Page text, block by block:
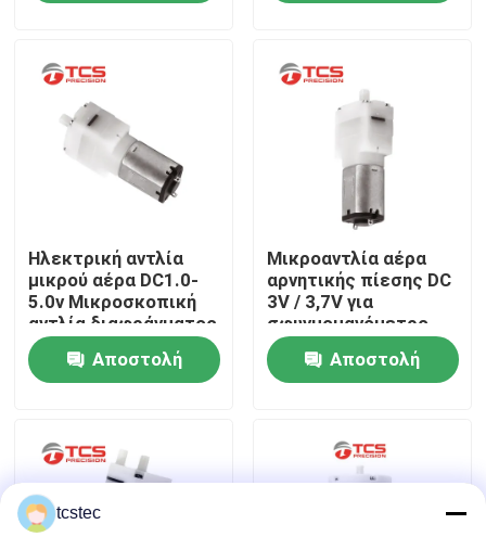
Σχετικά με εμάς
Επισκεψή εργοστασίου
Έλεγχος ποιότητας
Επικοινωνήστε μαζί μας
Ειδήσεις
Υποθέσεις
Μπλογκ
Ηλεκτρική αντλία
μικρού αέρα DC1.0-
5.0v Μικροσκοπική
αντλία διαφράγματος
για εφαρμογές
παιχνιδιώνΑποστολή
Μικροαντλία αέρα
αρνητικής πίεσης DC
3V / 3,7V για
σφυγμομανόμετρο
ROSH
Αποστολή
tcstec